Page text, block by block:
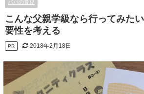
パパの育児
こんな父親学級なら行ってみた
要性を考える
PR 2018年2月18日